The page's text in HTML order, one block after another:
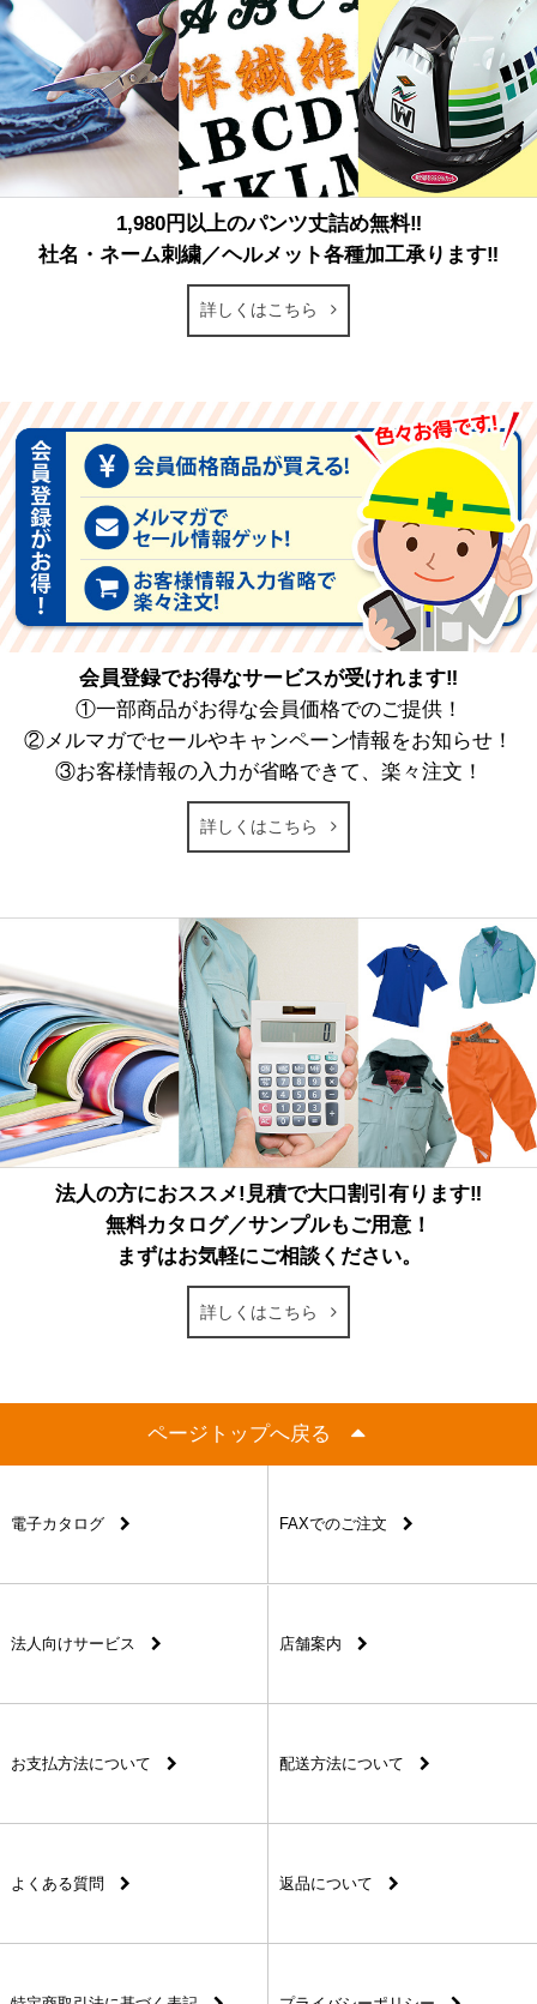
1,980円以上のパンツ丈詰め無料‼
社名・ネーム刺繍／ヘルメット各種加工承ります‼
詳しくはこちら
会員登録でお得なサービスが受けれます‼
①一部商品がお得な会員価格でのご提供！
②メルマガでセールやキャンペーン情報をお知らせ！
③お客様情報の入力が省略できて、楽々注文！
詳しくはこちら
法人の方におススメ!見積で大口割引有ります‼
無料カタログ／サンプルもご用意！
まずはお気軽にご相談ください。
詳しくはこちら
ページトップへ戻る
電子カタログ FAXでのご注文
法人向けサービス 店舗案内
お支払方法について 配送方法について
よくある質問 返品について